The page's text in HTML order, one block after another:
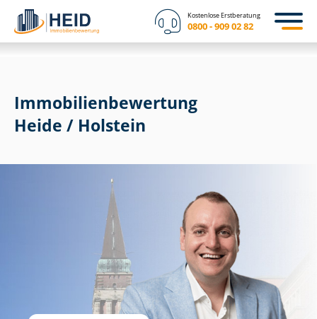
Kostenlose Erstberatung
0800 - 909 02 82
Immobilien­bewertung
Heide / Holstein